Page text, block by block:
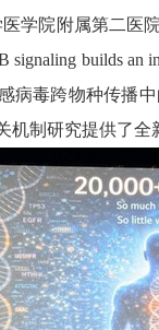
学院附属第二医
signaling builds an
病毒跨物种传播
制研究提供了全